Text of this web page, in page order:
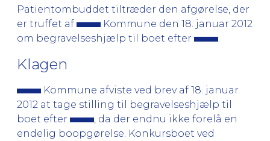
Patientombuddet tiltræder den afgørelse, der
er truffet af
Kommune den 18. januar 2012
om begravelseshjælp til boet efter
Klagen
Kommune afviste ved brev af 18. januar
2012 at tage stilling til begravelseshjælp til
boet efter
, da der endnu ikke forelå en
endelig boopgørelse. Konkursboet ved